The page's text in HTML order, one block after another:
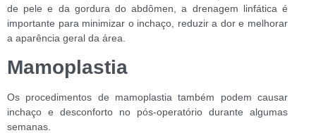
de pele e da gordura do abdômen, a drenagem linfática é
importante para minimizar o inchaço, reduzir a dor e melhorar
a aparência geral da área.
Mamoplastia
Os procedimentos de mamoplastia também podem causar
inchaço e desconforto no pós-operatório durante algumas
semanas.